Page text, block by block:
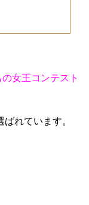
の女王コンテスト
ばれています。